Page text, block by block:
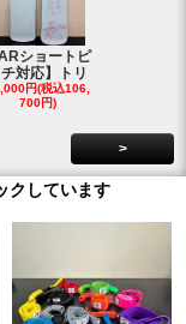
ARショートピ
チ対応】トリ
円(税込106,
700円)
>
クしています